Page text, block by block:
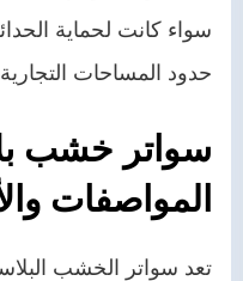
سواء كانت لحماية
حدود المساحات
سواتر خشب
المواصفات
تعد سواتر الخشب